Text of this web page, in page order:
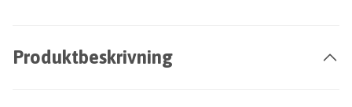
Produktbeskrivning